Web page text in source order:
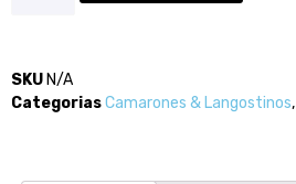
SKU N/A
CategoriasCamarones & Langostinos,